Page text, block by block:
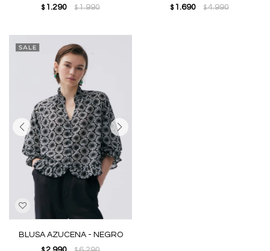
$ 1.290 $1.990 $ 1.690 $4.990
BLUSA AZUCENA - NEGRO